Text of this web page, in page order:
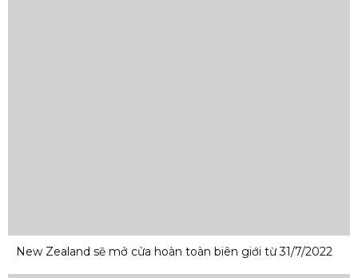
New Zealand sẽ mở cửa hoàn toàn biên giới từ 31/7/2022